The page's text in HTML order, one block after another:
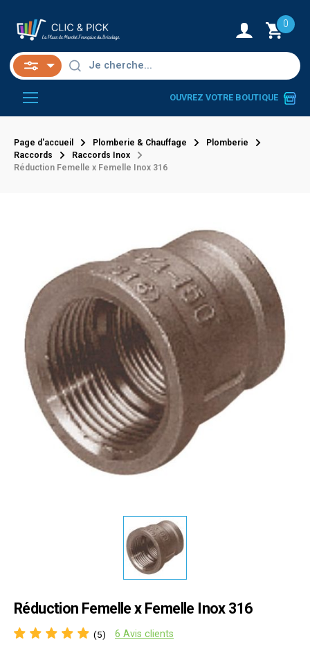
0
OUVREZ VOTRE BOUTIQUE
Page d'accueil Plomberie & Chauffage
Plomberie
Raccords
Raccords Inox
Réduction Femelle x Femelle Inox 316
Réduction Femelle x Femelle Inox 316
(5) 6 Avis clients